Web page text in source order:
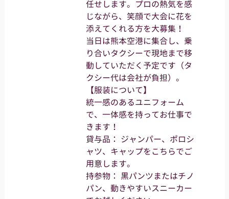
任せします。プロの熱気を感
じながら、笑顔で大会に花を
添えてくれる方を大募集！
当日は熊本空港に集合し、乗
り合いタクシーで現地まで移
動していただく予定です（タ
クシー代は会社が負担）。
【服装について】
統一感のあるユニフォーム
で、一体感を持ってお仕事で
きます！
貸与品： ジャンパー、ポロシ
ャツ、キャップをこちらでご
用意します。
持参物： 黒パンツまたはチノ
パン、動きやすいスニーカー